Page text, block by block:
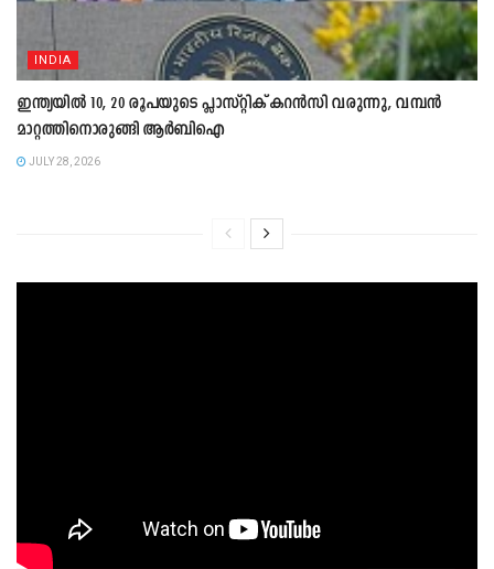
INDIA
ഇന്ത്യയിൽ 10, 20 രൂപയുടെ പ്ലാസ്റ്റിക് കറൻസി വരുന്നു, വമ്പൻ
മാറ്റത്തിനൊരുങ്ങി ആർബിഐ
JULY 28, 2026